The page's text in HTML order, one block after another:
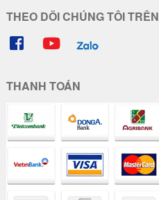
THEO DÕI CHÚNG TÔI TRÊN
THANH TOÁN